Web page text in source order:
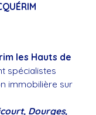
les Hauts de
spécialistes
immobilière sur
Dourges,